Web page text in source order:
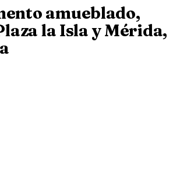
amueblado,
la Isla y Mérida,